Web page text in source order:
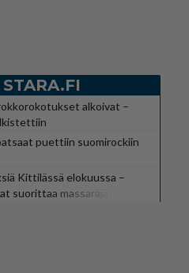
STARA.FI
alkoivat –
puettiin suomirockiin
Kittilässä elokuussa –
suorittaa massaräjäytyksiä